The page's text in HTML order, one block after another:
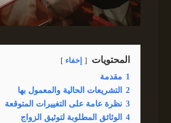
المحتويات إخفاء
1 مقدمة
2 التشريعات الحالية والمعمول بها
3 نظرة عامة على التغييرات المتوقعة
4 الوثائق المطلوبة لتوثيق الزواج